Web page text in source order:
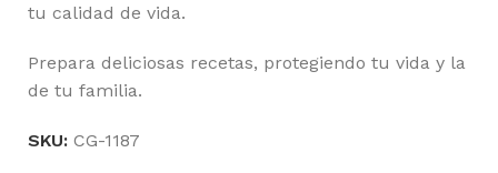
tu calidad de vida.
Prepara deliciosas recetas, protegiendo tu vida y la
de tu familia.
SKU: CG-1187